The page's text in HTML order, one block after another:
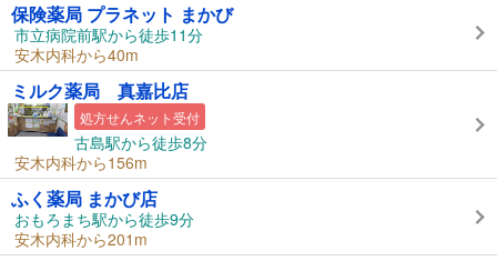
保険薬局 プラネット まかび
市立病院前駅から徒歩11分
安木内科から40m
ミルク薬局 真嘉比店
処方せんネット受付
古島駅から徒歩8分
安木内科から156m
ふく薬局 まかび店
おもろまち駅から徒歩9分
安木内科から201m